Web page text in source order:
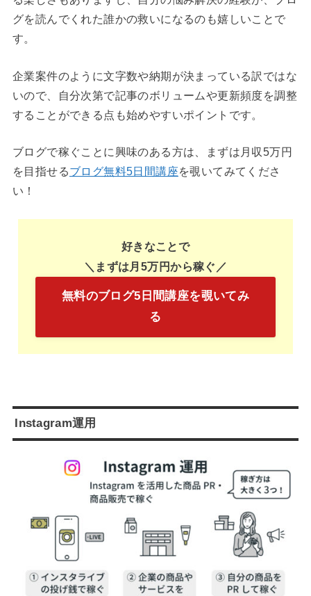
グを読んでくれた誰かの救いになるのも嬉しいことで
す。
企業案件のように文字数や納期が決まっている訳ではな
いので、自分次第で記事のボリュームや更新頻度を調整
することができる点も始めやすいポイントです。
ブログで稼ぐことに興味のある方は、まずは月収5万円
を目指せるブログ無料5日間講座を覗いてみてくださ
い！
好きなことで
＼まずは月5万円から稼ぐ ／
無料のブログ5日間講座を覗いてみ
る
Instagram運用